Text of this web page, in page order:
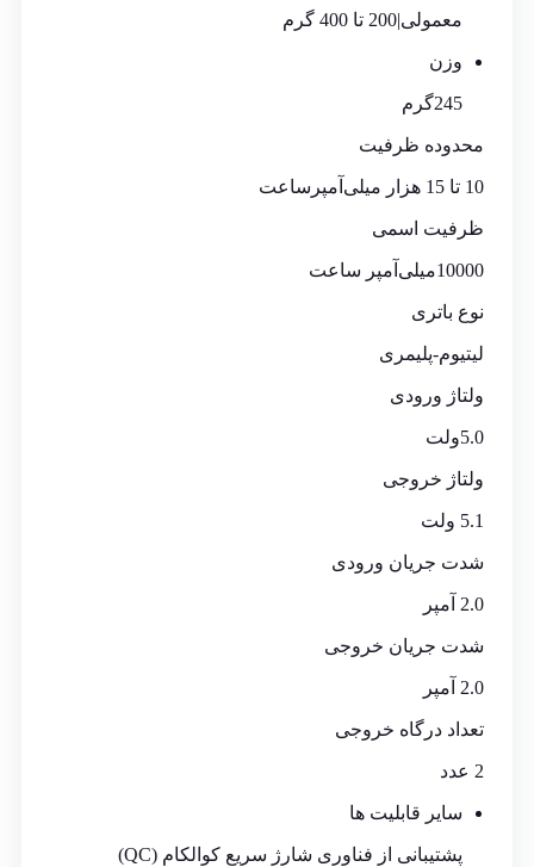
معمولی|200 تا 400 گرم
وزن
245گرم
محدوده ظرفیت
10 تا 15 هزار میلی‌آمپر‌ساعت
ظرفیت اسمی
10000میلی‌آمپر ساعت
نوع باتری
لیتیوم-پلیمری
ولتاژ ورودی
5.0ولت
ولتاژ خروجی
5.1 ولت
شدت جریان ورودی
2.0 آمپر
شدت جریان خروجی
2.0 آمپر
تعداد درگاه خروجی
2 عدد
سایر قابلیت ها
پشتیبانی از فناوری شارژ سریع کوالکام (QC)